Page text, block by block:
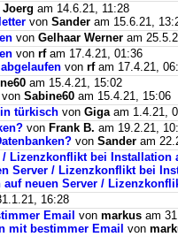
Joerg am 14.6.21, 11:28
von Sander am 15.6.21,
von Gelhaar Werner am
von rfam 17.4.21, 01:36
von rfam 17.4.21,
am 15.4.21, 15:02
von Sabine60 am 15.4.21, 15:06
türkisch von Gigaam 1.4.21,
von Frank B. am 19.2.21,
von Sander am
Lizenzkonflikt bei Installation
Server / Lizenzkonflikt bei
auf neuen Server /
16:28
Email von markus am
mit bestimmer Email von